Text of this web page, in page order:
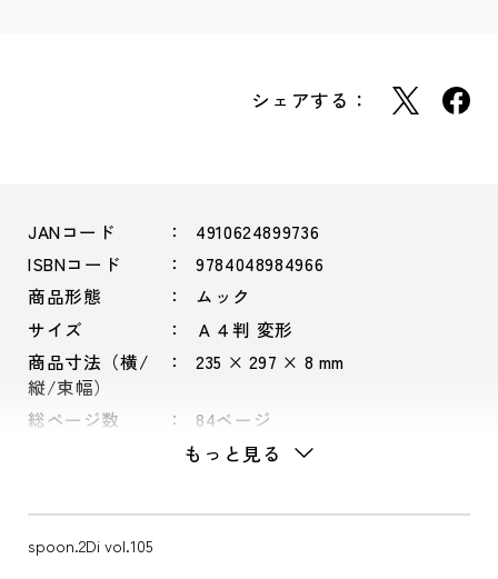
シェアする：
JANコード
4910624899736
ISBNコード
9784048984966
商品形態
ムック
サイズ
Ａ４判 変形
商品寸法（横/
縦/束幅）
235 × 297 × 8 mm
総ページ数 84ページ
もっと見る
spoon.2Di vol.105